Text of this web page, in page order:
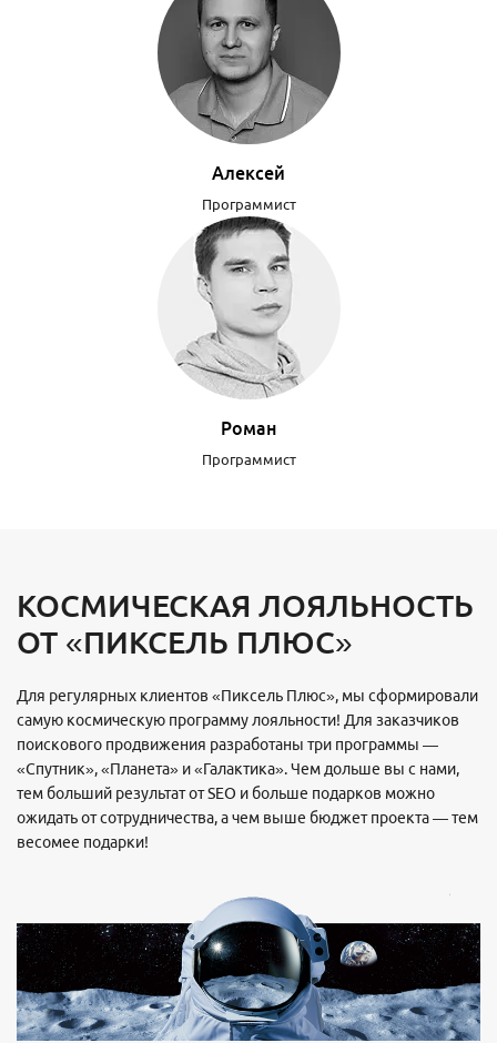
Алексей
Программист
Роман
Программист
КОСМИЧЕСКАЯ ЛОЯЛЬНОСТЬ
ОТ «ПИКСЕЛЬ ПЛЮС»
Для регулярных клиентов «Пиксель Плюс», мы сформировали
самую космическую программу лояльности! Для заказчиков
поискового продвижения разработаны три программы —
«Спутник», «Планета» и «Галактика». Чем дольше вы с нами,
тем больший результат от SEO и больше подарков можно
ожидать от сотрудничества, а чем выше бюджет проекта — тем
весомее подарки!